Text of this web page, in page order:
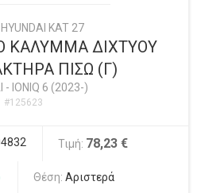
KAT 27
ΚΑΛΥΜΜΑ ΔΙΧΤΥΟΥ
ΠΙΣΩ (Γ)
- IONIQ 6 (2023-)
#125623
Τιμή: 78,23 €
Θέση: Αριστερά